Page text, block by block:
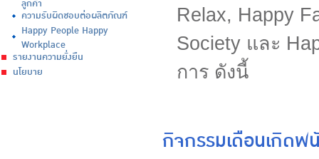
ความรับผิดชอบต่อผลิตภัณฑ์
Happy People Happy
Workplace
รายงานความยั่งยืน
นโยบาย
Relax, Happy
Society และ
การ ดังนี้
กิจกรรมเดือนเกิดพ